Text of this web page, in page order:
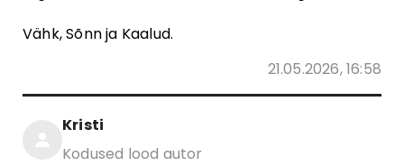
Vähk, Sõnn ja Kaalud.
21.05.2026, 16:58
Kristi
Kodused lood autor